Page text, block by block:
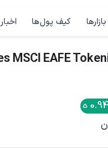
بازارها کیف پول‌ها
MSCI EAFE